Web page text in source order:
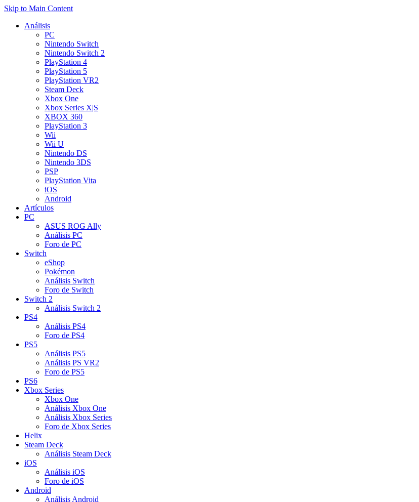
Skip to Main Content
Análisis
PC
Nintendo Switch
Nintendo Switch 2
PlayStation 4
PlayStation 5
PlayStation VR2
Steam Deck
Xbox One
Xbox Series X|S
XBOX 360
PlayStation 3
Wii
Wii U
Nintendo DS
Nintendo 3DS
PSP
PlayStation Vita
iOS
Android
Artículos
PC
ASUS ROG Ally
Análisis PC
Foro de PC
Switch
eShop
Pokémon
Análisis Switch
Foro de Switch
Switch 2
Análisis Switch 2
PS4
Análisis PS4
Foro de PS4
PS5
Análisis PS5
Análisis PS VR2
Foro de PS5
PS6
Xbox Series
Xbox One
Análisis Xbox One
Análisis Xbox Series
Foro de Xbox Series
Helix
Steam Deck
Análisis Steam Deck
iOS
Análisis iOS
Foro de iOS
Android
Análisis Android